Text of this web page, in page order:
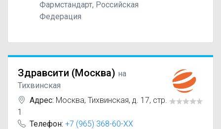
Фармстандарт, Российская
Федерация
Здравсити (Москва) на
Тихвинская
Адрес: Москва, Тихвинская, д. 17, стр.
1
Телефон: +7 (965) 368-60-XX